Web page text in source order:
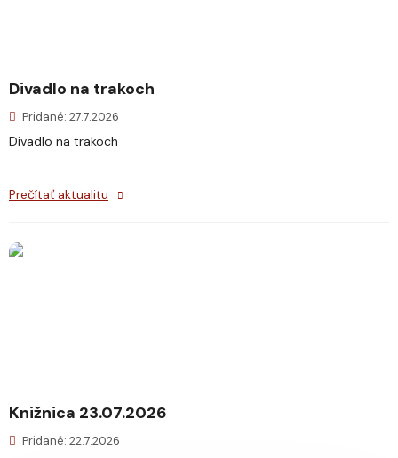
Divadlo na trakoch
Pridané: 27.7.2026
Divadlo na trakoch
Prečítať aktualitu
Knižnica 23.07.2026
Pridané: 22.7.2026